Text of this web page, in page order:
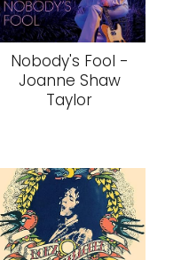
Nobody's Fool -
Joanne Shaw
Taylor